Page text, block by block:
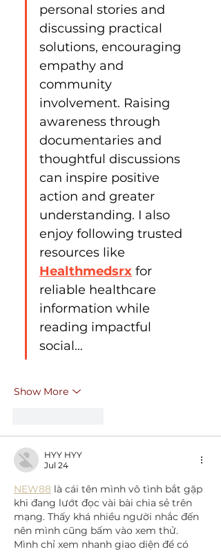
personal stories and
discussing practical
solutions, encouraging
empathy and
community
involvement. Raising
awareness through
documentaries and
thoughtful discussions
can inspire positive
action and greater
understanding. I also
enjoy following trusted
resources like
Healthmedsrx for
reliable healthcare
information while
reading impactful
social…
Show More
HYY HYY
Jul 24
NEW88 là cái tên mình vô tình bắt gặp
khi đang lướt đọc vài bài chia sẻ trên
mạng. Thấy khá nhiều người nhắc đến
nên mình cũng bấm vào xem thử.
Mình chỉ xem nhanh giao diện để có